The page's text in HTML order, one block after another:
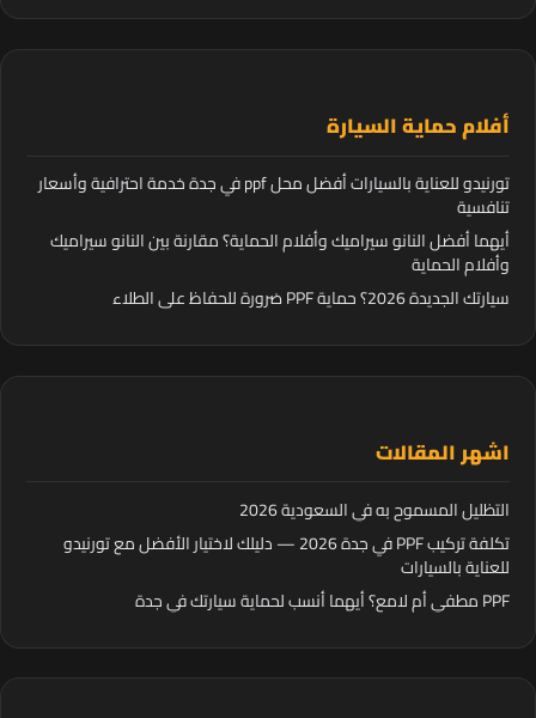
أفلام حماية السيارة
تورنيدو للعناية بالسيارات أفضل محل ppf في جدة خدمة احترافية وأسعار
تنافسية
أيهما أفضل النانو سيراميك وأفلام الحماية؟ مقارنة بين النانو سيراميك
وأفلام الحماية
سيارتك الجديدة 2026؟ حماية PPF ضرورة للحفاظ على الطلاء
اشهر المقالات
التظليل المسموح به في السعودية 2026
تكلفة تركيب PPF في جدة 2026 — دليلك لاختيار الأفضل مع تورنيدو
للعناية بالسيارات
PPF مطفي أم لامع؟ أيهما أنسب لحماية سيارتك في جدة